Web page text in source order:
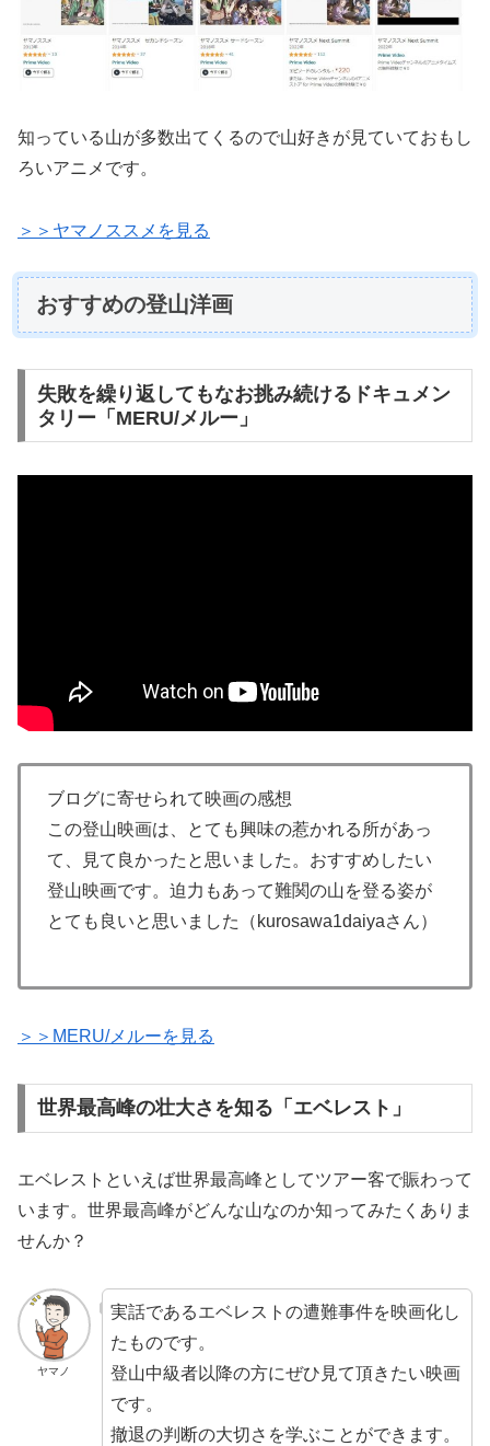
知っている山が多数出てくるので山好きが見ていておもし
ろいアニメです。
＞＞ヤマノススメを見る
おすすめの登山洋画
失敗を繰り返してもなお挑み続けるドキュメン
タリー「MERU/メルー」
ブログに寄せられて映画の感想
この登山映画は、とても興味の惹かれる所があっ
て、見て良かったと思いました。おすすめしたい
登山映画です。迫力もあって難関の山を登る姿が
とても良いと思いました（kurosawa1daiyaさん）
＞＞MERU/メルーを見る
世界最高峰の壮大さを知る「エベレスト」
エベレストといえば世界最高峰としてツアー客で賑わって
います。世界最高峰がどんな山なのか知ってみたくありま
せんか？
ヤマノ
実話であるエベレストの遭難事件を映画化し
たものです。
登山中級者以降の方にぜひ見て頂きたい映画
です。
撤退の判断の大切さを学ぶことができます。